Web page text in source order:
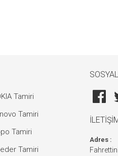
Tamiri
Tamiri
Tamiri
Tamiri
Adres :